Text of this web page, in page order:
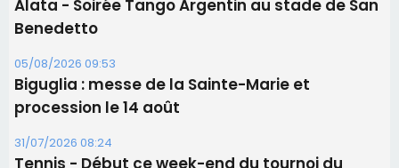
05/08/2026 09:53
Biguglia : messe de la Sainte-Marie et
procession le 14 août
31/07/2026 08:24
Tennis - Début ce week-end du tournoi du
RCPV